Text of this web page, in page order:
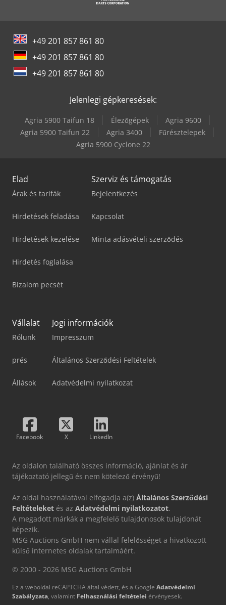
Jcb Js175W
Jcb S2046E
Jcb S4550E
Jcb Teleszkópos Rakodó
+49 201 857 861 80
+49 201 857 861 80
+49 201 857 861 80
Jelenlegi gépkeresések:
Agria 5900 Taifun 18 Élezőgépek
Agria 9600
Agria 5900 Taifun 22
Agria 3400
Fűrésztelepek
Agria 5900 Cyclone 22
Elad
Árak és tarifák
Hirdetések feladása
Hirdetések kezelése
Hirdetés foglalása
Bizalom pecsét
Szerviz és támogatás
Bejelentkezés
Kapcsolat
Minta adásvételi szerződés
Vállalat
Rólunk
prés
Állások
Jogi információk
Impresszum
Általános Szerződési Feltételek
Adatvédelmi nyilatkozat
Facebook X LinkedIn
Az oldalon található összes információ, ajánlat és ár
tájékoztató jellegű és nem kötelező érvényű!
Az oldal használatával elfogadja a(z) Általános Szerződési
Feltételeket és az Adatvédelmi nyilatkozatot.
A megadott márkák a megfelelő tulajdonosok tulajdonát
képezik.
MSG Auctions GmbH nem vállal felelősséget a hivatkozott
külső internetes oldalak tartalmáért.
© 2000 - 2026 MSG Auctions GmbH
Ez a weboldal reCAPTCHA által védett, és a Google Adatvédelmi
Szabályzata, valamint Felhasználási feltételei érvényesek.